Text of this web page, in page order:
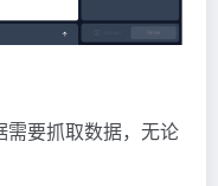
需要抓取数据，无论